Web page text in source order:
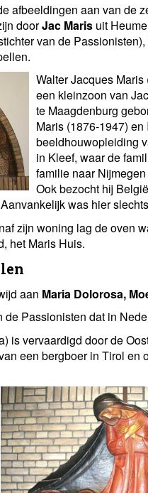
afbeeldingen aan van de
doorJac Marisuit
van de
Walter Jacques
een kleinzoon van
te Maagdenburg
Maris (1876-1947)
beeldhouwopleiding
in Kleef, waar de
familie naar
Ook bezocht hij
was hier
zijn woning lag de oven
het Maris Huis.
aan Maria Dolorosa,
de Passionisten dat in
is vervaardigd door de
een bergboer in Tirol